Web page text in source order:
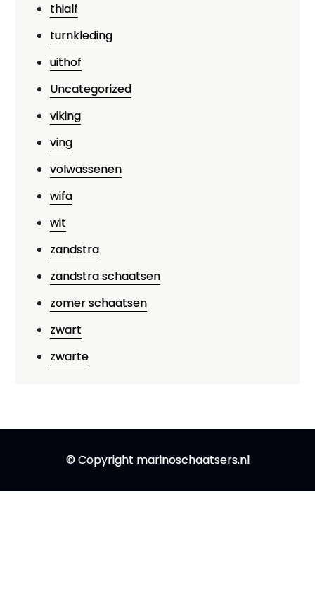
thialf
turnkleding
uithof
Uncategorized
viking
ving
volwassenen
wifa
wit
zandstra
zandstra schaatsen
zomer schaatsen
zwart
zwarte
© Copyright marinoschaatsers.nl